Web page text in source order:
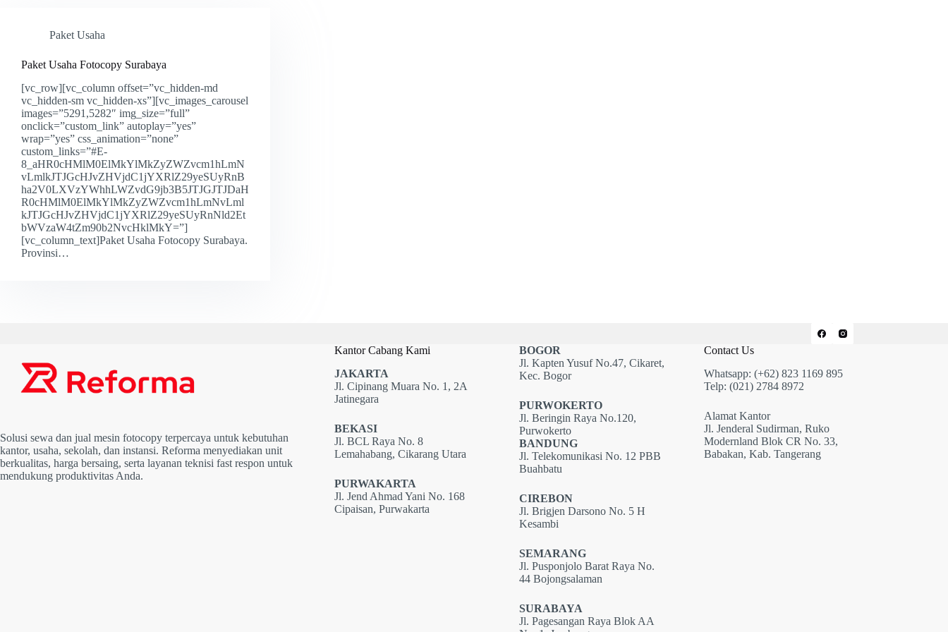
Paket Usaha
Paket Usaha Fotocopy Surabaya
[vc_row][vc_column offset=”vc_hidden-md
vc_hidden-sm vc_hidden-xs”][vc_images_carousel
images=”5291,5282″ img_size=”full”
onclick=”custom_link” autoplay=”yes”
wrap=”yes” css_animation=”none”
custom_links=”#E-
8_aHR0cHMlM0ElMkYlMkZyZWZvcm1hLmN
vLmlkJTJGcHJvZHVjdC1jYXRlZ29yeSUyRnB
ha2V0LXVzYWhhLWZvdG9jb3B5JTJGJTJDaH
R0cHMlM0ElMkYlMkZyZWZvcm1hLmNvLml
kJTJGcHJvZHVjdC1jYXRlZ29yeSUyRnNld2Et
bWVzaW4tZm90b2NvcHklMkY=”]
[vc_column_text]Paket Usaha Fotocopy Surabaya.
Provinsi…
Solusi sewa dan jual mesin fotocopy terpercaya untuk kebutuhan
kantor, usaha, sekolah, dan instansi. Reforma menyediakan unit
berkualitas, harga bersaing, serta layanan teknisi fast respon untuk
mendukung produktivitas Anda.
Kantor Cabang Kami
JAKARTA
Jl. Cipinang Muara No. 1, 2A
Jatinegara
BEKASI
Jl. BCL Raya No. 8
Lemahabang, Cikarang Utara
PURWAKARTA
Jl. Jend Ahmad Yani No. 168
Cipaisan, Purwakarta
BOGOR
Jl. Kapten Yusuf No.47, Cikaret,
Kec. Bogor
PURWOKERTO
Jl. Beringin Raya No.120,
Purwokerto
BANDUNG
Jl. Telekomunikasi No. 12 PBB
Buahbatu
CIREBON
Jl. Brigjen Darsono No. 5 H
Kesambi
SEMARANG
Jl. Pusponjolo Barat Raya No.
44 Bojongsalaman
SURABAYA
Jl. Pagesangan Raya Blok AA
Contact Us
Whatsapp: (+62) 823 1169 895
Telp: (021) 2784 8972
Alamat Kantor
Jl. Jenderal Sudirman, Ruko
Modernland Blok CR No. 33,
Babakan, Kab. Tangerang